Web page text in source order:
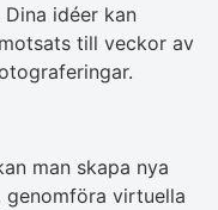
idéer kan
till veckor av
man skapa nya
genomföra virtuella